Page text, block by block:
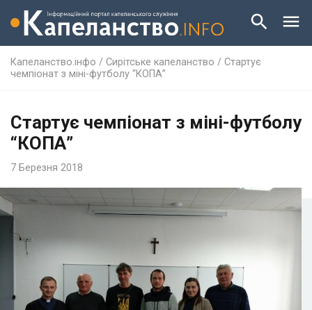
Капеланство.інфо / Сирітське капеланство / Стартує
чемпіонат з міні-футболу “КОПА”
Стартує чемпіонат з міні-футболу
“КОПА”
7 Березня 2018